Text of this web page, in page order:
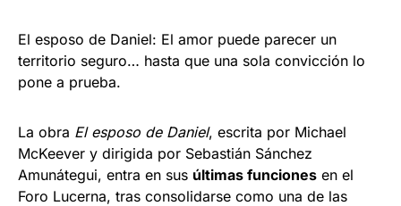
El esposo de Daniel: El amor puede parecer un
territorio seguro… hasta que una sola convicción lo
pone a prueba.
La obra El esposo de Daniel, escrita por Michael
McKeever y dirigida por Sebastián Sánchez
Amunátegui, entra en sus últimas funciones en el
Foro Lucerna, tras consolidarse como una de las